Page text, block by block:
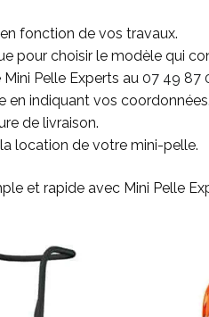
fonction de vos travaux.
pour choisir le modèle qui
Pelle Experts au 07 49 87
en indiquant vos coordonnées.
de livraison.
location de votre mini-pelle.
et rapide avec Mini Pelle